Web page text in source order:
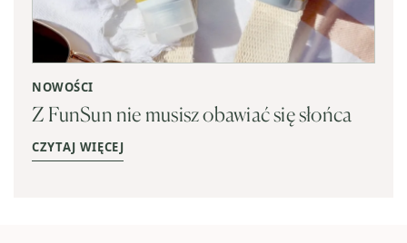
NOWOŚCI
Z FunSun nie musisz obawiać się słońca
CZYTAJ WIĘCEJ